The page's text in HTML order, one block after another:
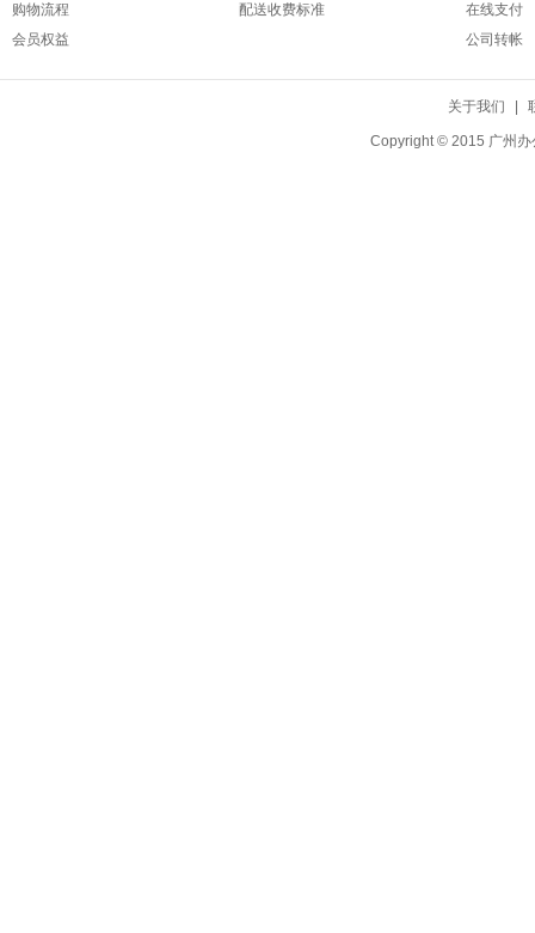
购物流程
会员权益
配送收费标准
在线支付
公司转帐
关于我们
Copyright © 2015 广州办